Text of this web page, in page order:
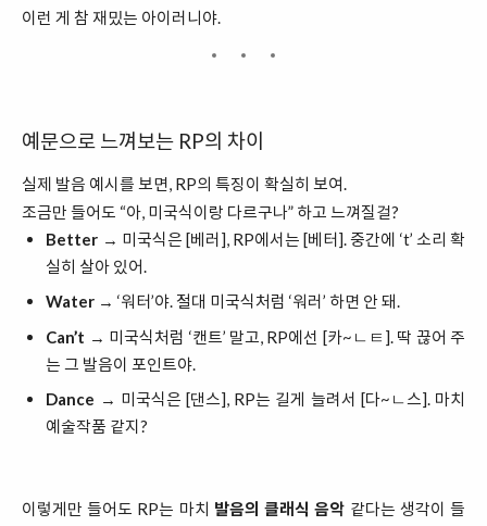
이런 게 참 재밌는 아이러니야.
예문으로 느껴보는 RP의 차이
실제 발음 예시를 보면, RP의 특징이 확실히 보여.
조금만 들어도 “아, 미국식이랑 다르구나” 하고 느껴질걸?
Better → 미국식은 [베러], RP에서는 [베터]. 중간에 ‘t’ 소리 확
실히 살아 있어.
Water → ‘워터’야. 절대 미국식처럼 ‘워러’ 하면 안 돼.
Can’t → 미국식처럼 ‘캔트’ 말고, RP에선 [카~ㄴㅌ]. 딱 끊어 주
는 그 발음이 포인트야.
Dance → 미국식은 [댄스], RP는 길게 늘려서 [다~ㄴ스]. 마치
예술작품 같지?
이렇게만 들어도 RP는 마치 발음의 클래식 음악 같다는 생각이 들